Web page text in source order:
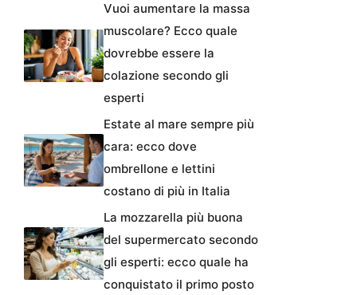
Vuoi aumentare la massa
muscolare? Ecco quale
dovrebbe essere la
colazione secondo gli
esperti
Estate al mare sempre più
cara: ecco dove
ombrellone e lettini
costano di più in Italia
La mozzarella più buona
del supermercato secondo
gli esperti: ecco quale ha
conquistato il primo posto